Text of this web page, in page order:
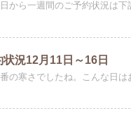
日から一週間のご予約状況は
況12月11日～16日
の寒さでしたね。こんな日